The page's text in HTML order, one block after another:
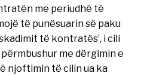
me periudhë të
të punësuarin së paku
të kontratës’, i cili
me dërgimin e
njoftimin të cilin ua ka